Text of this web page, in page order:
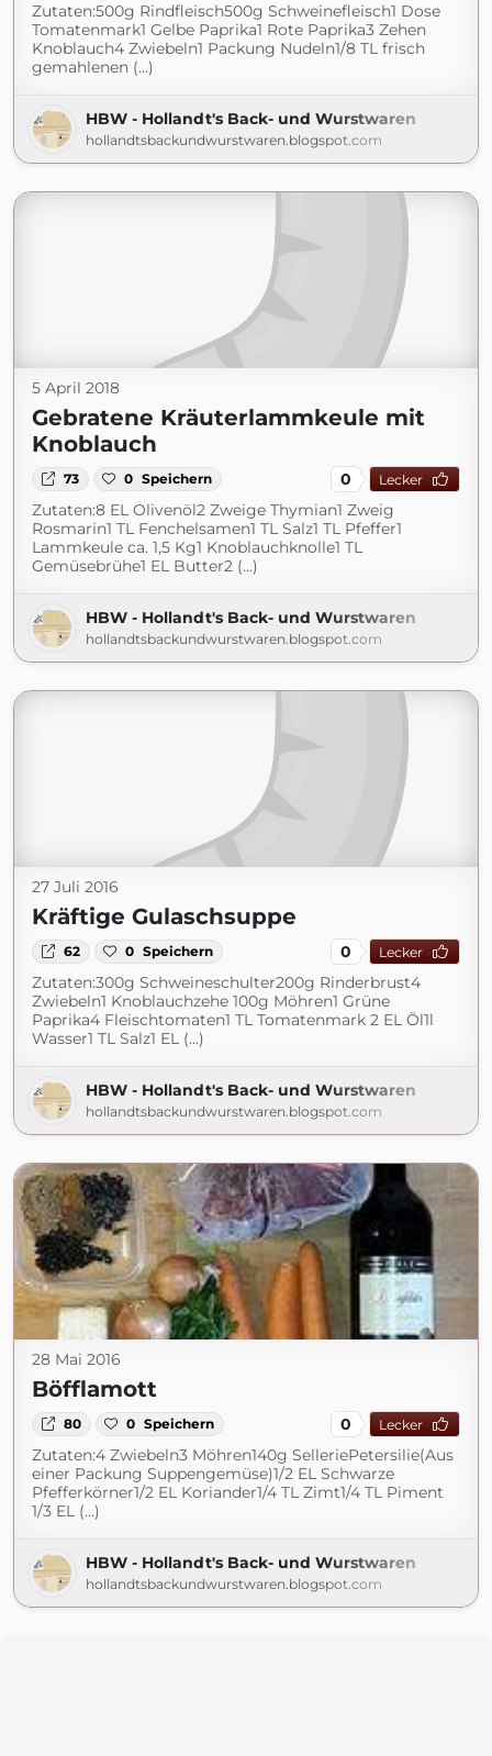
Zutaten:500g Rindfleisch500g Schweinefleisch1 Dose
Tomatenmark1 Gelbe Paprika1 Rote Paprika3 Zehen
Knoblauch4 Zwiebeln1 Packung Nudeln1/8 TL frisch
gemahlenen (...)
HBW - Hollandt's Back- und Wurstwaren
hollandtsbackundwurstwaren.blogspot.com
5 April 2018
Gebratene Kräuterlammkeule mit
Knoblauch
73 0 Speichern 0 Lecker
Zutaten:8 EL Olivenöl2 Zweige Thymian1 Zweig
Rosmarin1 TL Fenchelsamen1 TL Salz1 TL Pfeffer1
Lammkeule ca. 1,5 Kg1 Knoblauchknolle1 TL
Gemüsebrühe1 EL Butter2 (...)
HBW - Hollandt's Back- und Wurstwaren
hollandtsbackundwurstwaren.blogspot.com
27 Juli 2016
Kräftige Gulaschsuppe
62 0 Speichern 0 Lecker
Zutaten:300g Schweineschulter200g Rinderbrust4
Zwiebeln1 Knoblauchzehe 100g Möhren1 Grüne
Paprika4 Fleischtomaten1 TL Tomatenmark 2 EL Öl1l
Wasser1 TL Salz1 EL (...)
HBW - Hollandt's Back- und Wurstwaren
hollandtsbackundwurstwaren.blogspot.com
28 Mai 2016
Böfflamott
80 0 Speichern 0 Lecker
Zutaten:4 Zwiebeln3 Möhren140g SelleriePetersilie(Aus
einer Packung Suppengemüse)1/2 EL Schwarze
Pfefferkörner1/2 EL Koriander1/4 TL Zimt1/4 TL Piment
1/3 EL (...)
HBW - Hollandt's Back- und Wurstwaren
hollandtsbackundwurstwaren.blogspot.com